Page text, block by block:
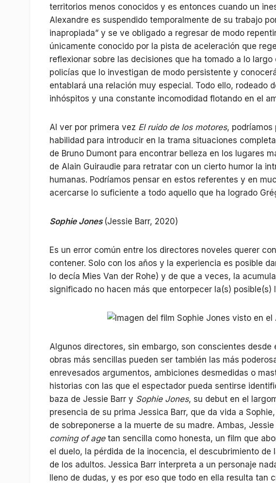
territorios menos conocidos y es entonces cuando un
Alexandre es suspendido temporalmente de su trabajo
inapropiada” y se ve obligado a regresar de modo
únicamente conocido por la pista de aceleración que
reflexionar sobre las decisiones que ha tomado a lo
policías que lo investigan de modo persistente y
entablará una relación muy especial. Todo ello, rodeado
inhóspitos y una constante incomodidad flotando en el
Al ver por primera vez El ruido de los motores, podríamos
habilidad para introducir en la trama situaciones
de Bruno Dumont para encontrar belleza en los lugares
de Alain Guiraudie para retratar con un cierto humor la
humanas. Podríamos pensar en estos referentes y en
acercarse lo suficiente a todo aquello que ha logrado
Sophie Jones (Jessie Barr, 2020)
Es un error común entre los directores noveles querer
contener. Solo con los años y la experiencia es posible
lo decía Mies Van der Rohe) y de que a veces, la
significado no hacen más que entorpecer la(s) posible(s)
Algunos directores, sin embargo, son conscientes desde
obras más sencillas pueden ser también las más
enrevesados argumentos, ambiciones desmedidas o
historias con las que el espectador pueda sentirse
baza de Jessie Barr y Sophie Jones, su debut en el
presencia de su prima Jessica Barr, que da vida a
de sobreponerse a la muerte de su madre. Ambas,
coming of agetan sencilla como honesta, un film que
el duelo, la pérdida de la inocencia, el descubrimiento
de los adultos. Jessica Barr interpreta a un personaje
lleno de dudas, y es por eso que todo en ella resulta tan